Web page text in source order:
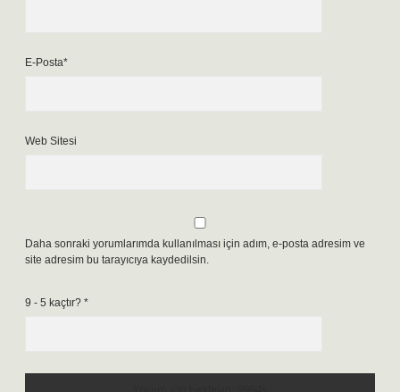
E-Posta*
Web Sitesi
Daha sonraki yorumlarımda kullanılması için adım, e-posta adresim ve
site adresim bu tarayıcıya kaydedilsin.
9 - 5 kaçtır? *